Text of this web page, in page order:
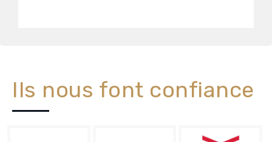
Ils nous font confiance